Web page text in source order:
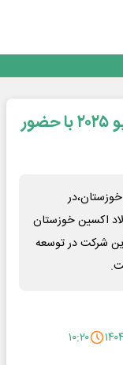
جهش فولاد اکسین در ایران اکسپو ۲۰۲۵ با حضور
غرفه شرکت فولاد اکسین خوزستان
شرکت در توسعه
۱۰:۲۰